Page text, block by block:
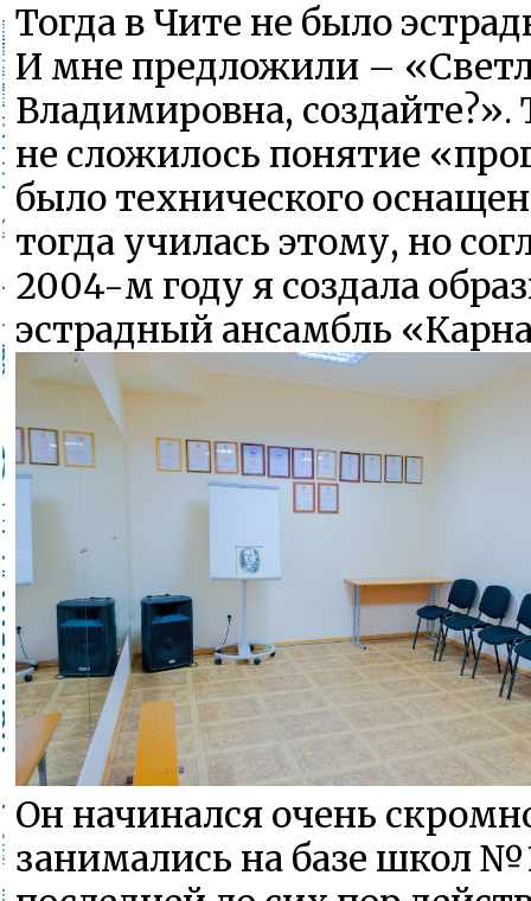
Тогда в Чите не было
И мне предложили –
Владимировна, создайте?».
не сложилось понятие
было технического
тогда училась этому, но
2004-м году я создала
эстрадный ансамбль
Он начинался очень
занимались на базе школ